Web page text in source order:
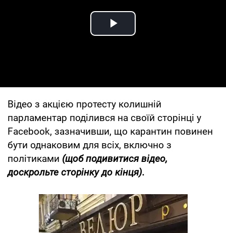
Play Video
Відео з акцією протесту колишній
парламентар поділився на своїй сторінці у
Facebook, зазначивши, що карантин повинен
бути однаковим для всіх, включно з
політиками (щоб подивитися відео,
доскрольте сторінку до кінця).